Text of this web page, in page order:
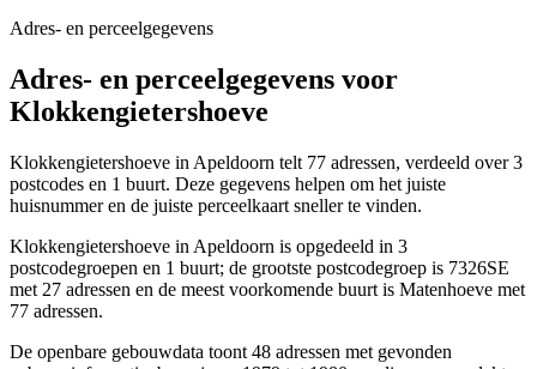
Adres- en perceelgegevens
Adres- en perceelgegevens voor
Klokkengietershoeve
Klokkengietershoeve in Apeldoorn telt 77 adressen, verdeeld over 3
postcodes en 1 buurt. Deze gegevens helpen om het juiste
huisnummer en de juiste perceelkaart sneller te vinden.
Klokkengietershoeve in Apeldoorn is opgedeeld in 3
postcodegroepen en 1 buurt; de grootste postcodegroep is 7326SE
met 27 adressen en de meest voorkomende buurt is Matenhoeve met
77 adressen.
De openbare gebouwdata toont 48 adressen met gevonden